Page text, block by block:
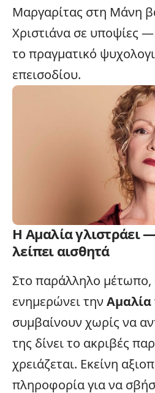
Μαργαρίτας στη Μάνη
Χριστιάνα σε υποψίες —
το πραγματικό
επεισοδίου.
Η Αμαλία γλιστράει
λείπει αισθητά
Στο παράλληλο
ενημερώνει την Αμαλία
συμβαίνουν χωρίς να
της δίνει το ακριβές
χρειάζεται. Εκείνη
πληροφορία για να